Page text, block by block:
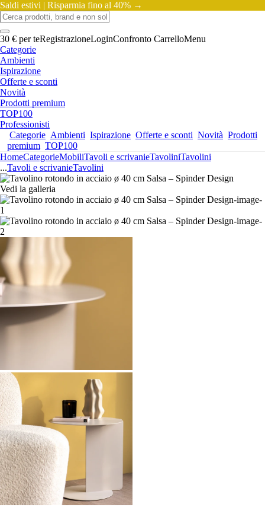
Saldi estivi | Risparmia fino al 40% →
30 € per teRegistrazioneLoginConfronto CarrelloMenu
Categorie
Ambienti
Ispirazione
Offerte e sconti
Novità
Prodotti premium
TOP100
Professionisti
Categorie Ambienti Ispirazione Offerte e sconti Novità Prodotti
premium TOP100
HomeCategorieMobiliTavoli e scrivanieTavoliniTavolini
...Tavoli e scrivanieTavolini
Vedi la galleria